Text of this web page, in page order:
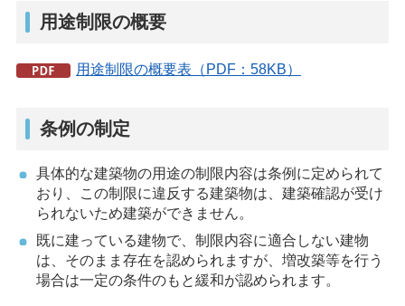
用途制限の概要
用途制限の概要表（PDF：58KB）
条例の制定
具体的な建築物の用途の制限内容は条例に定められて
おり、この制限に違反する建築物は、建築確認が受け
られないため建築ができません。
既に建っている建物で、制限内容に適合しない建物
は、そのまま存在を認められますが、増改築等を行う
場合は一定の条件のもと緩和が認められます。